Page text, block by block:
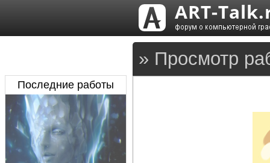
» Просмотр
Последние работы